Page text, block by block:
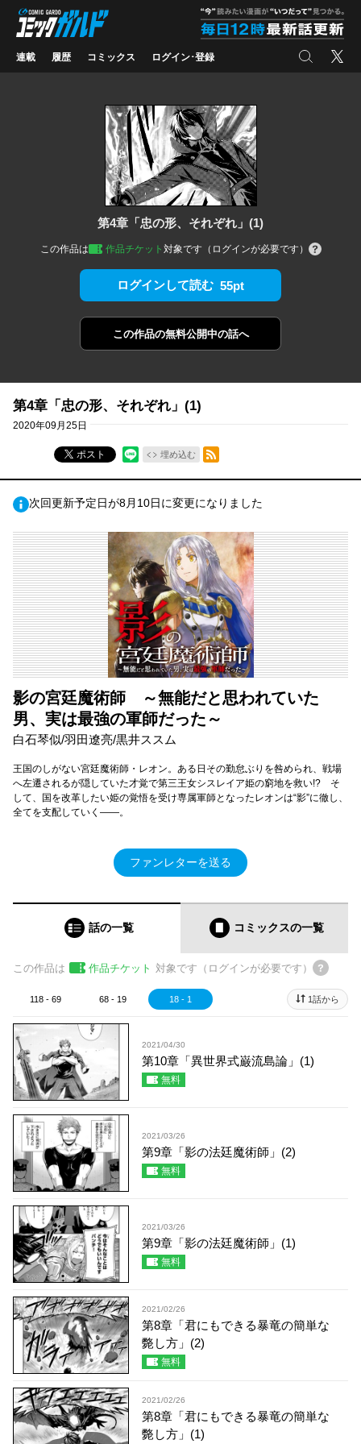
コミックガルド
連載 履歴 コミックス ログイン･登録 検索 X
第4章「忠の形、それぞれ」(1)
この作品は 作品チケット 対象です（ログインが必要です）
ログインして読む 55pt
この作品の無料公開中の話へ
第4章「忠の形、それぞれ」(1)
2020年09月25日
ポスト 埋め込む
RSSフィード
次回更新予定日が8月10日に変更になりました
影の宮廷魔術師 ～無能だと思われていた
男、実は最強の軍師だった～
白石琴似/羽田遼亮/黒井ススム
王国のしがない宮廷魔術師・レオン。ある日その勤怠ぶりを咎められ、戦場
へ左遷されるが隠していた才覚で第三王女シスレイア姫の窮地を救い!? そ
して、国を改革したい姫の覚悟を受け専属軍師となったレオンは“影”に徹し、
全てを支配していく――。
ファンレターを送る
話の一覧 コミックスの一覧
この作品は 作品チケット 対象です（ログインが必要です）
118 - 69 68 - 19 18 - 1 1話から
2021/04/30
第10章「異世界式巌流島論」(1)
無料
2021/03/26
第9章「影の法廷魔術師」(2)
無料
2021/03/26
第9章「影の法廷魔術師」(1)
無料
2021/02/26
第8章「君にもできる暴竜の簡単な
斃し方」(2)
無料
2021/02/26
第8章「君にもできる暴竜の簡単な
斃し方」(1)